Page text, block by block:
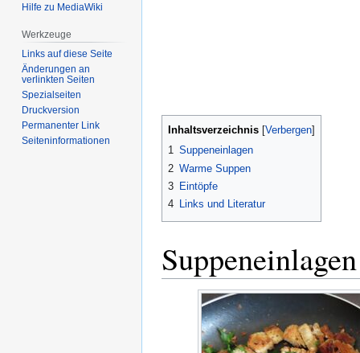
Inhaltsverzeichnis
1 Suppeneinlagen
2 Warme Suppen
3 Eintöpfe
4 Links und Literatur
Suppeneinlagen
Hilfe zu MediaWiki
Werkzeuge
Links auf diese Seite
Änderungen an
verlinkten Seiten
Spezialseiten
Druckversion
Permanenter Link
Seiten­informationen